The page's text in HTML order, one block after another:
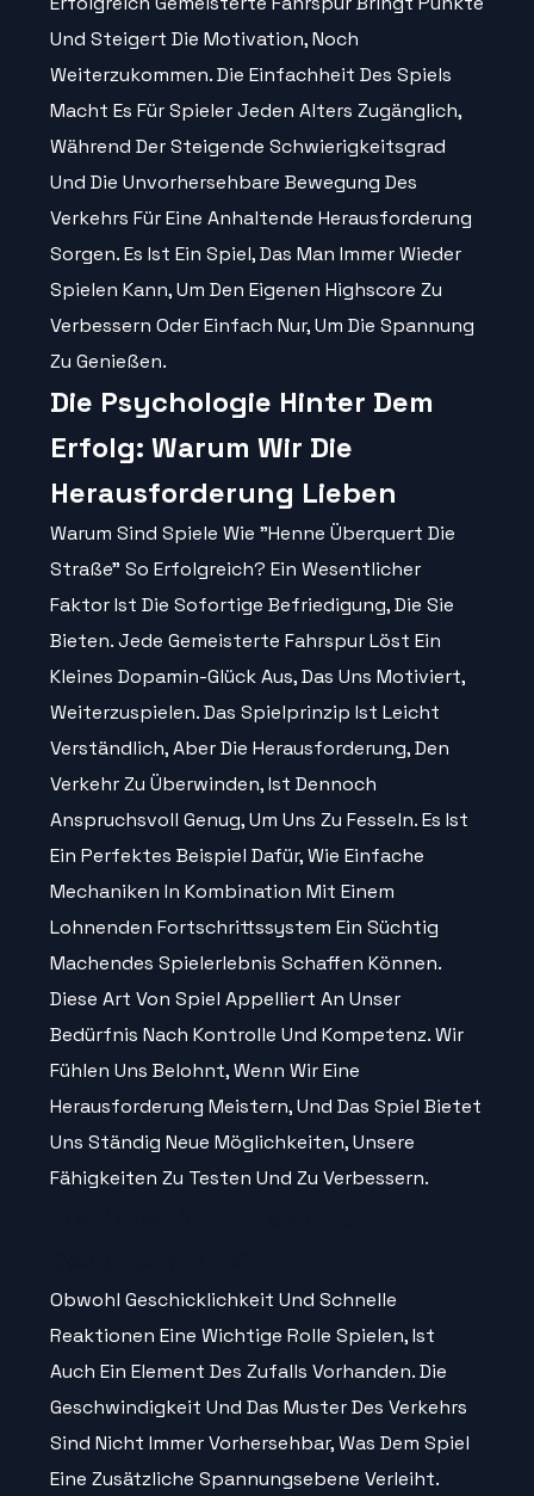
Und Steigert Die Motivation, Noch
Weiterzukommen. Die Einfachheit Des Spiels
Macht Es Für Spieler Jeden Alters Zugänglich,
Während Der Steigende Schwierigkeitsgrad
Und Die Unvorhersehbare Bewegung Des
Verkehrs Für Eine Anhaltende Herausforderung
Sorgen. Es Ist Ein Spiel, Das Man Immer Wieder
Spielen Kann, Um Den Eigenen Highscore Zu
Verbessern Oder Einfach Nur, Um Die Spannung
Zu Genießen.
Die Psychologie Hinter Dem
Erfolg: Warum Wir Die
Herausforderung Lieben
Warum Sind Spiele Wie "Henne Überquert Die
Straße" So Erfolgreich? Ein Wesentlicher
Faktor Ist Die Sofortige Befriedigung, Die Sie
Bieten. Jede Gemeisterte Fahrspur Löst Ein
Kleines Dopamin-Glück Aus, Das Uns Motiviert,
Weiterzuspielen. Das Spielprinzip Ist Leicht
Verständlich, Aber Die Herausforderung, Den
Verkehr Zu Überwinden, Ist Dennoch
Anspruchsvoll Genug, Um Uns Zu Fesseln. Es Ist
Ein Perfektes Beispiel Dafür, Wie Einfache
Mechaniken In Kombination Mit Einem
Lohnenden Fortschrittssystem Ein Süchtig
Machendes Spielerlebnis Schaffen Können.
Diese Art Von Spiel Appelliert An Unser
Bedürfnis Nach Kontrolle Und Kompetenz. Wir
Fühlen Uns Belohnt, Wenn Wir Eine
Herausforderung Meistern, Und Das Spiel Bietet
Uns Ständig Neue Möglichkeiten, Unsere
Fähigkeiten Zu Testen Und Zu Verbessern.
Obwohl Geschicklichkeit Und Schnelle
Reaktionen Eine Wichtige Rolle Spielen, Ist
Auch Ein Element Des Zufalls Vorhanden. Die
Geschwindigkeit Und Das Muster Des Verkehrs
Sind Nicht Immer Vorhersehbar, Was Dem Spiel
Eine Zusätzliche Spannungsebene Verleiht.